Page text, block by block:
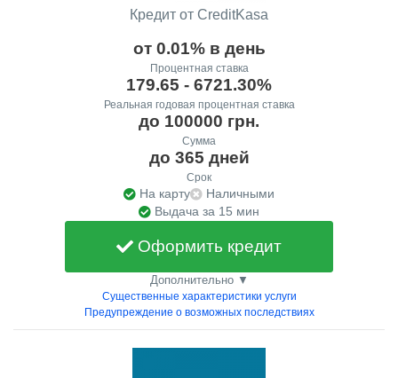
Кредит от CreditKasa
от 0.01% в день
Процентная ставка
179.65 - 6721.30%
Реальная годовая процентная ставка
до 100000 грн.
Сумма
до 365 дней
Срок
На карту
Наличными
Выдача за 15 мин
Оформить кредит
Дополнительно ▼
Существенные характеристики услуги
Предупреждение о возможных последствиях